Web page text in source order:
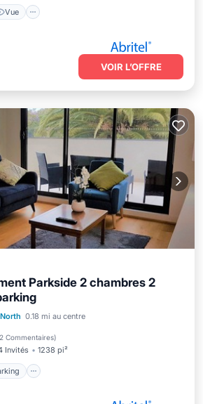
Vue
VOIR L’OFFRE
Parkside 2 chambres 2
0.18 mi au centre
Commentaires)
Invités 1238 pi²
Parking
Balcon/Terrasse